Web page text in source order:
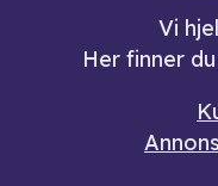
Vi
Her finner